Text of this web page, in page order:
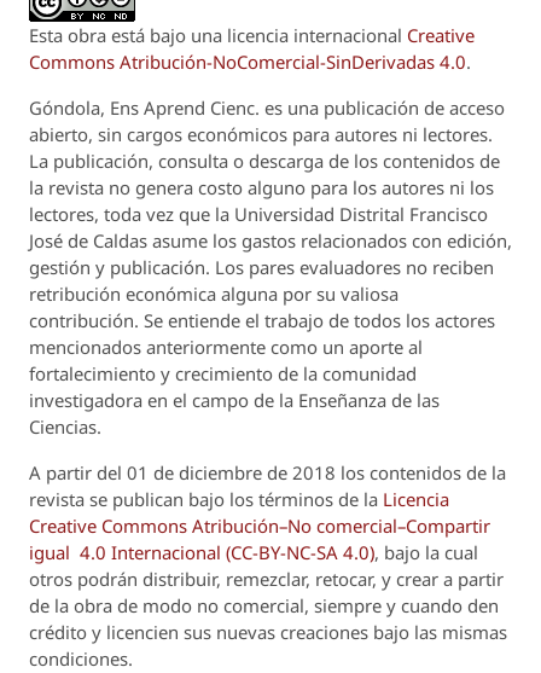
Esta obra está bajo una licencia internacional Creative
Commons Atribución-NoComercial-SinDerivadas 4.0.
Góndola, Ens Aprend Cienc. es una publicación de acceso
abierto, sin cargos económicos para autores ni lectores.
La publicación, consulta o descarga de los contenidos de
la revista no genera costo alguno para los autores ni los
lectores, toda vez que la Universidad Distrital Francisco
José de Caldas asume los gastos relacionados con edición,
gestión y publicación. Los pares evaluadores no reciben
retribución económica alguna por su valiosa
contribución. Se entiende el trabajo de todos los actores
mencionados anteriormente como un aporte al
fortalecimiento y crecimiento de la comunidad
investigadora en el campo de la Enseñanza de las
Ciencias.
A partir del 01 de diciembre de 2018 los contenidos de la
revista se publican bajo los términos de la Licencia
Creative Commons Atribución–No comercial–Compartir
igual 4.0 Internacional (CC-BY-NC-SA 4.0), bajo la cual
otros podrán distribuir, remezclar, retocar, y crear a partir
de la obra de modo no comercial, siempre y cuando den
crédito y licencien sus nuevas creaciones bajo las mismas
condiciones.